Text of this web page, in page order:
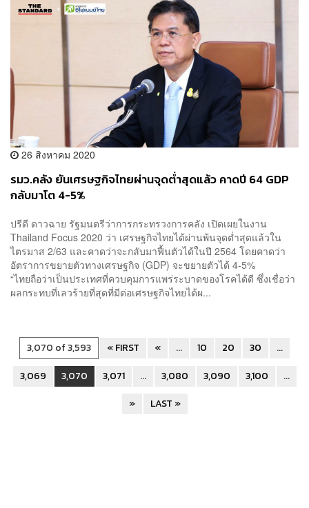
26 สิงหาคม 2020
รมว.คลัง ยันเศรษฐกิจไทยผ่านจุดต่ำสุดแล้ว คาดปี 64 GDP
กลับมาโต 4-5%
ปรีดี ดาวฉาย รัฐมนตรีว่าการกระทรวงการคลัง เปิดเผยในงาน
Thailand Focus 2020 ว่า เศรษฐกิจไทยได้ผ่านพ้นจุดต่ำสุดแล้วใน
ไตรมาส 2/63 และคาดว่าจะกลับมาฟื้นตัวได้ในปี 2564 โดยคาดว่า
อัตราการขยายตัวทางเศรษฐกิจ (GDP) จะขยายตัวได้ 4-5%
“ไทยถือว่าเป็นประเทศที่ควบคุมการแพร่ระบาดของโรคได้ดี ซึ่งเชื่อว่า
ผลกระทบที่เลวร้ายที่สุดที่มีต่อเศรษฐกิจไทยได้ผ...
3,070 of 3,593 « FIRST « ... 10 20 30
...
3,069
3,070 3,071 ... 3,080 3,090 3,100
...
»
LAST »